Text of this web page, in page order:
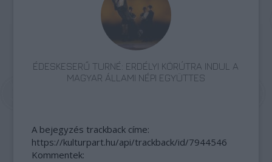
ÉDESKESERŰ TURNÉ: ERDÉLYI KÖRÚTRA INDUL A
MAGYAR ÁLLAMI NÉPI EGYÜTTES
A bejegyzés trackback címe:
https://kulturpart.hu/api/trackback/id/7944546
Kommentek: